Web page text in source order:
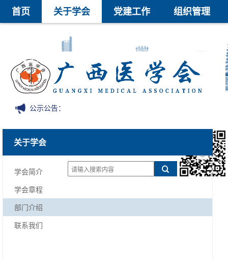
首页 关于学会 党建工作
组织管理
继续教育
医学科技奖
信息公开
公示公告：
关于学会
学会简介
学会章程
部门介绍
联系我们